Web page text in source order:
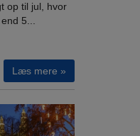
op til jul, hvor
5...
Læs mere »